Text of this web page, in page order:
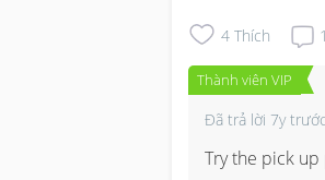
4 Thích
Thành viên VIP
Đã trả lời 7y trước
Try the pick